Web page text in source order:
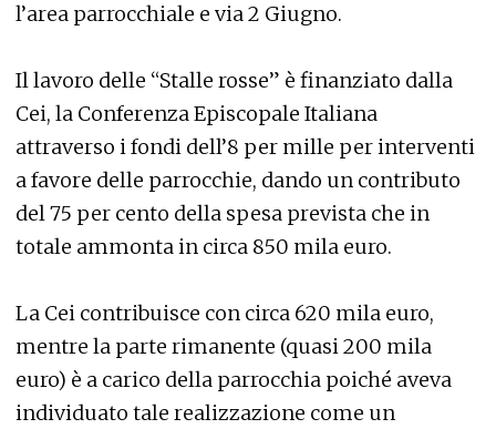
l’area parrocchiale e via 2 Giugno.
Il lavoro delle “Stalle rosse” è finanziato dalla
Cei, la Conferenza Episcopale Italiana
attraverso i fondi dell’8 per mille per interventi
a favore delle parrocchie, dando un contributo
del 75 per cento della spesa prevista che in
totale ammonta in circa 850 mila euro.
La Cei contribuisce con circa 620 mila euro,
mentre la parte rimanente (quasi 200 mila
euro) è a carico della parrocchia poiché aveva
individuato tale realizzazione come un